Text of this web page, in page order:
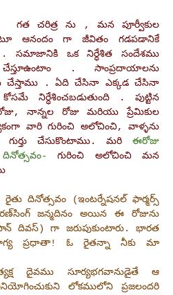
గత చరిత్ర ను , మన పూర్వీకుల
ఆనందం గా జీవితం గడపడానికే
సమాజానికి ఒక నిర్ధేశిత సందేశము
. సాంప్రదాయాలను
చేస్తాము . ఏది చేసినా ఎక్కడ చేసినా
నిర్ధేశించబడుతుంది . పుట్టిన
నాన్నల రోజు మరియు ప్రేమికుల
వారి గురించి అలోచించి, వాళ్ళను
చేసుకొంటాము. మరి ఈరోజు
గురించి అలోచించి మన
దినోత్సవం (ఇంటర్నేషనల్‌ ఫార్మర్స్‌
జన్మదినం అయిన ఈ రోజును
దివస్‌) గా జరుపుకుంటారు. భారత
ప్రధాతా! ఓ రైతన్నా నీకు మా
దైవము సూర్యభగవానుడైతే ఆ
లోకములోని ప్రజలందరి